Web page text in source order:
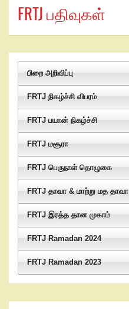
FRTJ பதிவுகள்
பிறை அறிவிப்பு
FRTJ நிகழ்ச்சி விபரம்
FRTJ பயான் நிகழ்ச்சி
FRTJ மசூரா
FRTJ பெருநாள் தொழுகை
FRTJ தாவா & மாற்று மத தாவா
FRTJ இரத்த தான முகாம்
FRTJ Ramadan 2024
FRTJ Ramadan 2023